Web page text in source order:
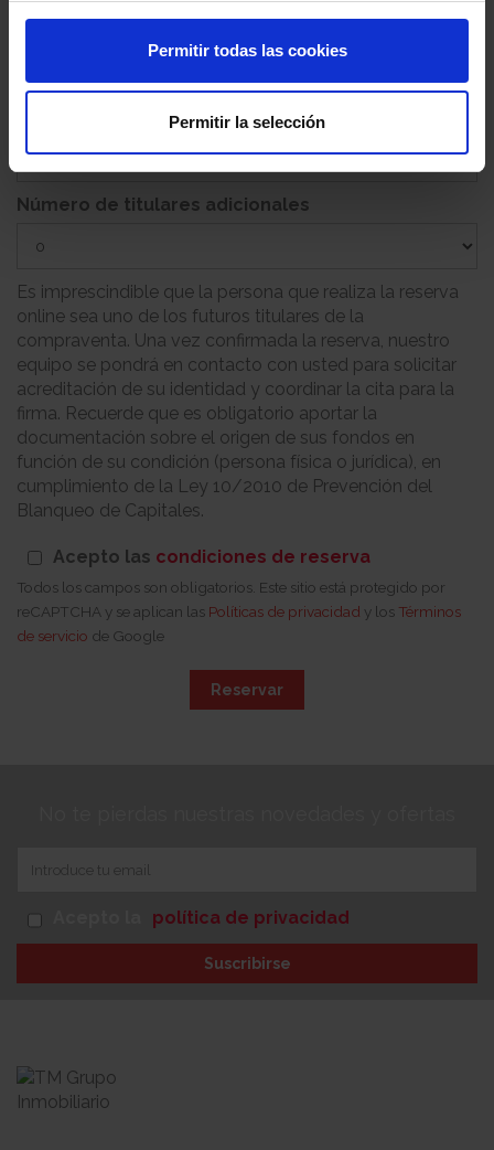
Permitir todas las cookies
Permitir la selección
Número de titulares adicionales
Es imprescindible que la persona que realiza la reserva
online sea uno de los futuros titulares de la
compraventa. Una vez confirmada la reserva, nuestro
equipo se pondrá en contacto con usted para solicitar
acreditación de su identidad y coordinar la cita para la
firma. Recuerde que es obligatorio aportar la
documentación sobre el origen de sus fondos en
función de su condición (persona física o jurídica), en
cumplimiento de la Ley 10/2010 de Prevención del
Blanqueo de Capitales.
Acepto las condiciones de reserva
Todos los campos son obligatorios. Este sitio está protegido por
reCAPTCHA y se aplican las Políticas de privacidad y los Términos
de servicio de Google
Reservar
política de privacidad
Suscribirse